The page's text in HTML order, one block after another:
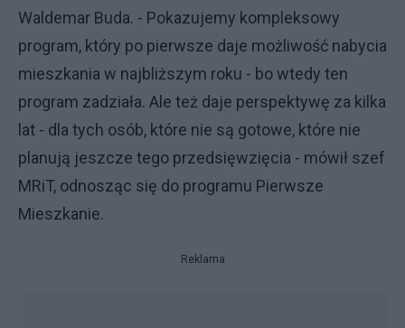
Waldemar Buda. - Pokazujemy kompleksowy
program, który po pierwsze daje możliwość nabycia
mieszkania w najbliższym roku - bo wtedy ten
program zadziała. Ale też daje perspektywę za kilka
lat - dla tych osób, które nie są gotowe, które nie
planują jeszcze tego przedsięwzięcia - mówił szef
MRiT, odnosząc się do programu Pierwsze
Mieszkanie.
Reklama